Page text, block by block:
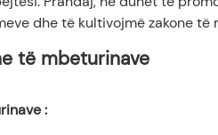
dhe të kultivojmë zakone të
të mbeturinave
: